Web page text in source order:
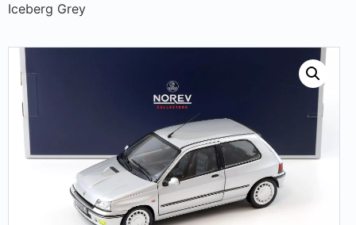
Iceberg Grey